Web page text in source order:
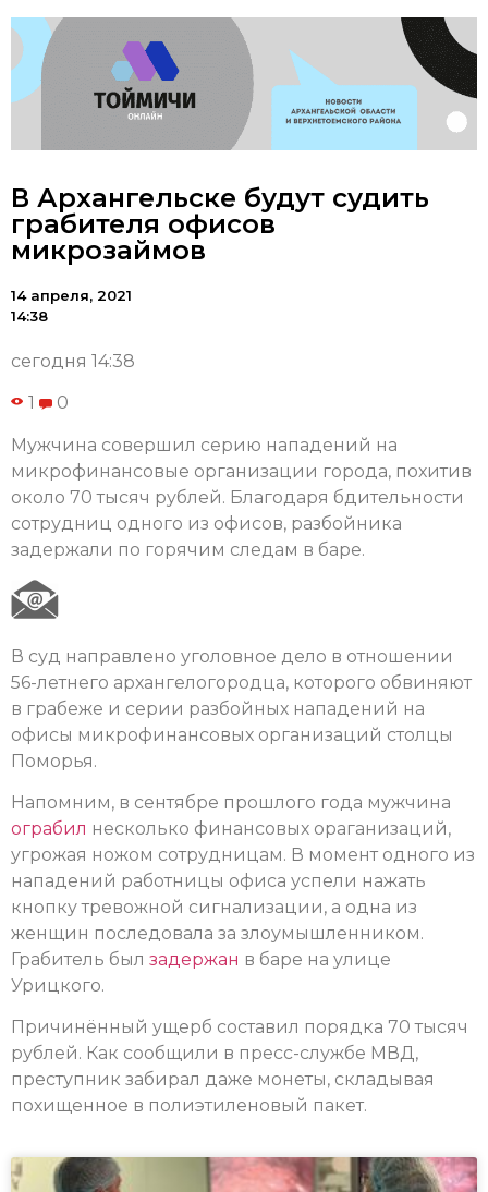
В Архангельске будут судить
грабителя офисов
микрозаймов
14 апреля, 2021
14:38
сегодня 14:38
1 0
Мужчина совершил серию нападений на
микрофинансовые организации города, похитив
около 70 тысяч рублей. Благодаря бдительности
сотрудниц одного из офисов, разбойника
задержали по горячим следам в баре.
В суд направлено уголовное дело в отношении
56-летнего архангелогородца, которого обвиняют
в грабеже и серии разбойных нападений на
офисы микрофинансовых организаций столцы
Поморья.
Напомним, в сентябре прошлого года мужчина
ограбил несколько финансовых ораганизаций,
угрожая ножом сотрудницам. В момент одного из
нападений работницы офиса успели нажать
кнопку тревожной сигнализации, а одна из
женщин последовала за злоумышленником.
Грабитель был задержан в баре на улице
Урицкого.
Причинённый ущерб составил порядка 70 тысяч
рублей. Как сообщили в пресс-службе МВД,
преступник забирал даже монеты, складывая
похищенное в полиэтиленовый пакет.